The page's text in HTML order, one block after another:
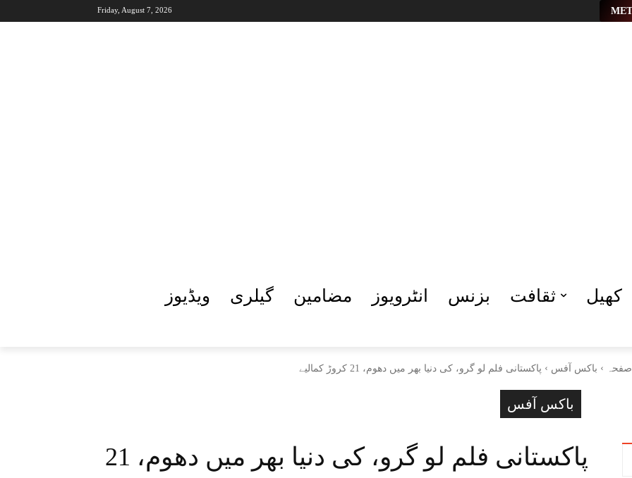
Friday, August 7, 2026
ویڈیوز گیلری مضامین انٹرویوز بزنس ثقافت کھیل
صفحہ باکس آفس پاکستانی فلم لو گرو، کی دنیا بھر میں دھوم، 21 کروڑ کمالیے
باکس آفس
پاکستانی فلم لو گرو، کی دنیا بھر میں دھوم، 21